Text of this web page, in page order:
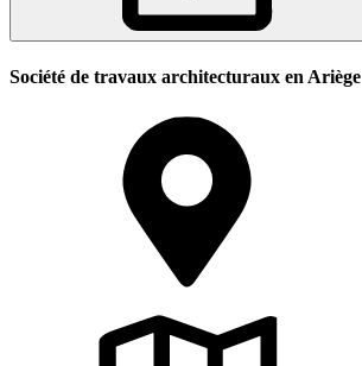
Société de travaux architecturaux en Ariège